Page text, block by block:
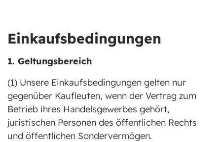
Einkaufsbedingungen
1. Geltungsbereich
(1) Unsere Einkaufsbedingungen gelten nur
gegenüber Kaufleuten, wenn der Vertrag zum
Betrieb ihres Handelsgewerbes gehört,
juristischen Personen des öffentlichen Rechts
und öffentlichen Sondervermögen.